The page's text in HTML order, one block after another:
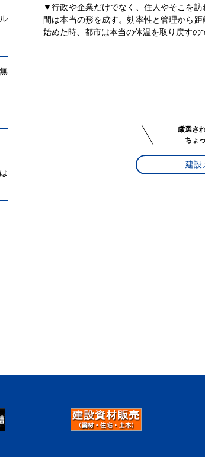
▼行政や企業だけでなく、住人やそこを
間は本当の形を成す。効率性と管理から
始めた時、都市は本当の体温を取り戻すの
厳選さ
ちょ
建設